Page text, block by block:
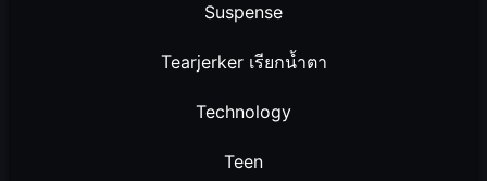
Suspense
Tearjerker เรียกน้ำตา
Technology
Teen